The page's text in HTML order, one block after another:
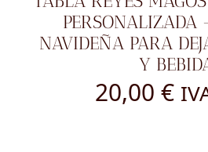
PERSONALIZADA
NAVIDEÑA PARA
Y
20,00 €